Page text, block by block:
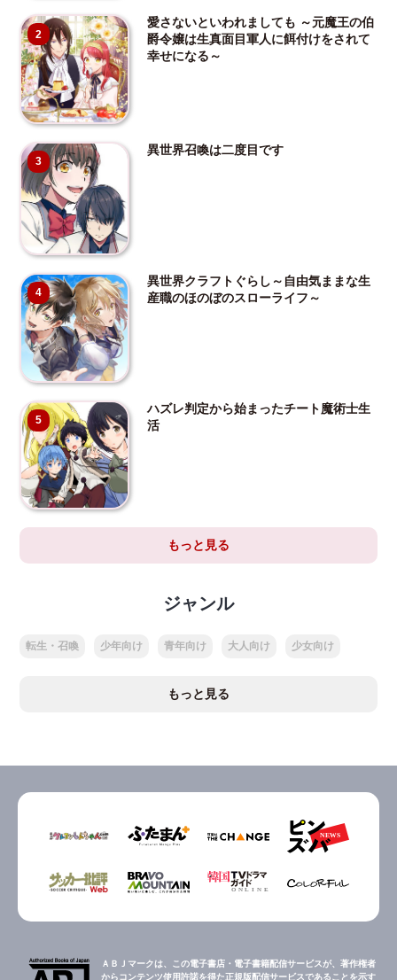
2
愛さないといわれましても ～元魔王の伯
爵令嬢は生真面目軍人に餌付けをされて
幸せになる～
3
異世界召喚は二度目です
4
異世界クラフトぐらし～自由気ままな生
産職のほのぼのスローライフ～
5
ハズレ判定から始まったチート魔術士生
活
もっと見る
ジャンル
転生・召喚 少年向け 青年向け 大人向け 少女向け
もっと見る
ＡＢＪマークは、この電子書店・電子書籍配信サービスが、著作権者
からコンテンツ使用許諾を得た正規版配信サービスであることを示す